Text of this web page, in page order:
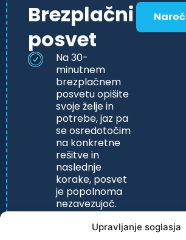
Upravljanje soglasja
Brezplačni
posvet
Na 30-
minutnem
brezplačnem
posvetu opišite
svoje želje in
potrebe, jaz pa
se osredotočim
na konkretne
rešitve in
naslednje
korake, posvet
je popolnoma
nezavezujoč.